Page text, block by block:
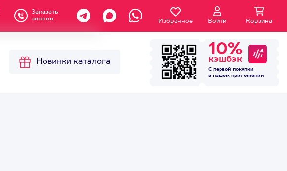
Заказать
звонок
Избранное Войти Корзина
Новинки каталога
10%
кэшбэк
С первой покупки
в нашем приложении